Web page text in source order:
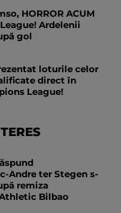
HORROR ACUM
Ardelenii
gol
loturile celor
direct în
League!
Andre ter Stegen s-
remiza
Bilbao